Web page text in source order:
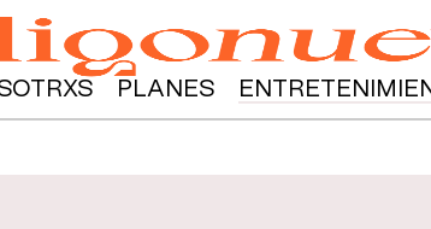
PLANES